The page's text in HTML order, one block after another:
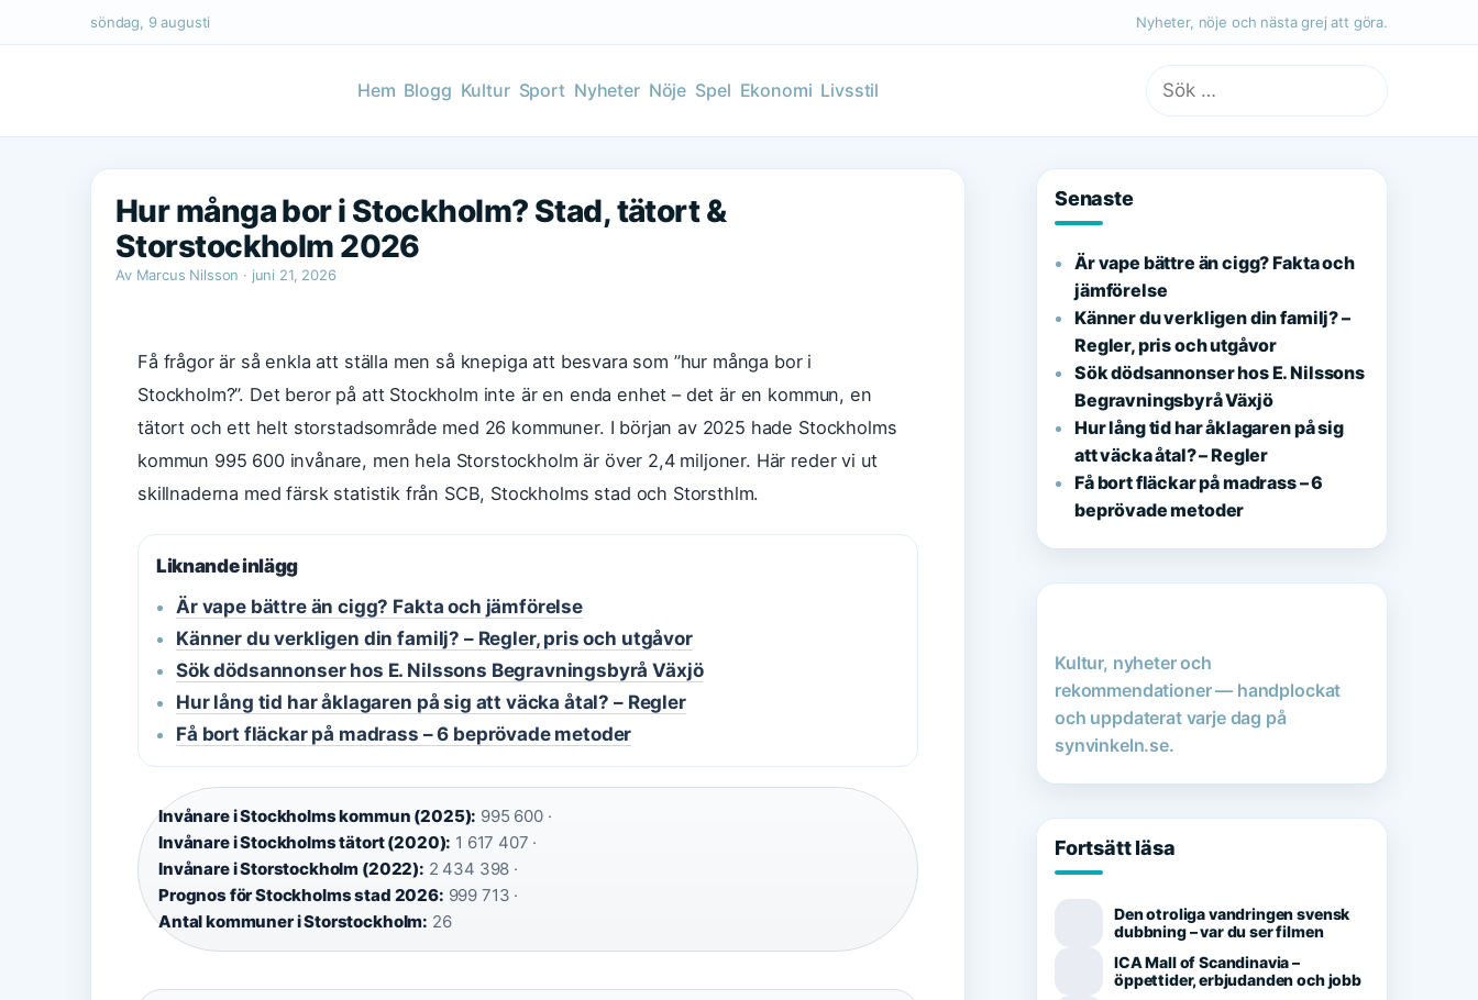
söndag, 9 augusti Nyheter, nöje och nästa grej att göra.
Hem Blogg Kultur Sport Nyheter Nöje Spel Ekonomi Livsstil
Sök
efter:
Hur många bor i Stockholm? Stad, tätort &
Storstockholm 2026
Av Marcus Nilsson · juni 21, 2026
Få frågor är så enkla att ställa men så knepiga att besvara som ”hur många bor i
Stockholm?”. Det beror på att Stockholm inte är en enda enhet – det är en kommun, en
tätort och ett helt storstadsområde med 26 kommuner. I början av 2025 hade Stockholms
kommun 995 600 invånare, men hela Storstockholm är över 2,4 miljoner. Här reder vi ut
skillnaderna med färsk statistik från SCB, Stockholms stad och Storsthlm.
Liknande inlägg
Är vape bättre än cigg? Fakta och jämförelse
Känner du verkligen din familj? – Regler, pris och utgåvor
Sök dödsannonser hos E. Nilssons Begravningsbyrå Växjö
Hur lång tid har åklagaren på sig att väcka åtal? – Regler
Få bort fläckar på madrass – 6 beprövade metoder
Invånare i Stockholms kommun (2025): 995 600 ·
Invånare i Stockholms tätort (2020): 1 617 407 ·
Invånare i Storstockholm (2022): 2 434 398 ·
Prognos för Stockholms stad 2026: 999 713 ·
Antal kommuner i Storstockholm: 26
Senaste
Är vape bättre än cigg? Fakta och
jämförelse
Känner du verkligen din familj? –
Regler, pris och utgåvor
Sök dödsannonser hos E. Nilssons
Begravningsbyrå Växjö
Hur lång tid har åklagaren på sig
att väcka åtal? – Regler
Få bort fläckar på madrass – 6
beprövade metoder
Kultur, nyheter och
rekommendationer — handplockat
och uppdaterat varje dag på
synvinkeln.se.
Fortsätt läsa
Den otroliga vandringen svensk
dubbning – var du ser filmen
ICA Mall of Scandinavia –
öppettider, erbjudanden och jobb